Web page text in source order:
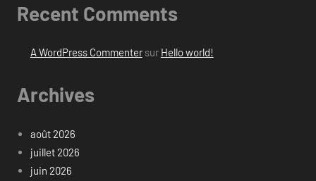
Recent Comments
A WordPress Commentersur Hello world!
Archives
août 2026
juillet 2026
juin 2026